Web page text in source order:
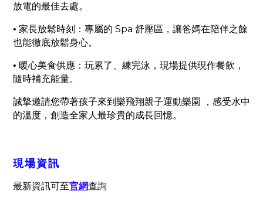
放電的最佳去處。
• 家長放鬆時刻：專屬的 Spa 舒壓區，讓爸媽在陪伴之餘
也能徹底放鬆身心。
• 暖心美食供應：玩累了、練完泳，現場提供現作餐飲，
隨時補充能量。
誠摯邀請您帶著孩子來到樂飛翔親子運動樂園 ，感受水中
的溫度，創造全家人最珍貴的成長回憶。
現場資訊
最新資訊可至官網查詢